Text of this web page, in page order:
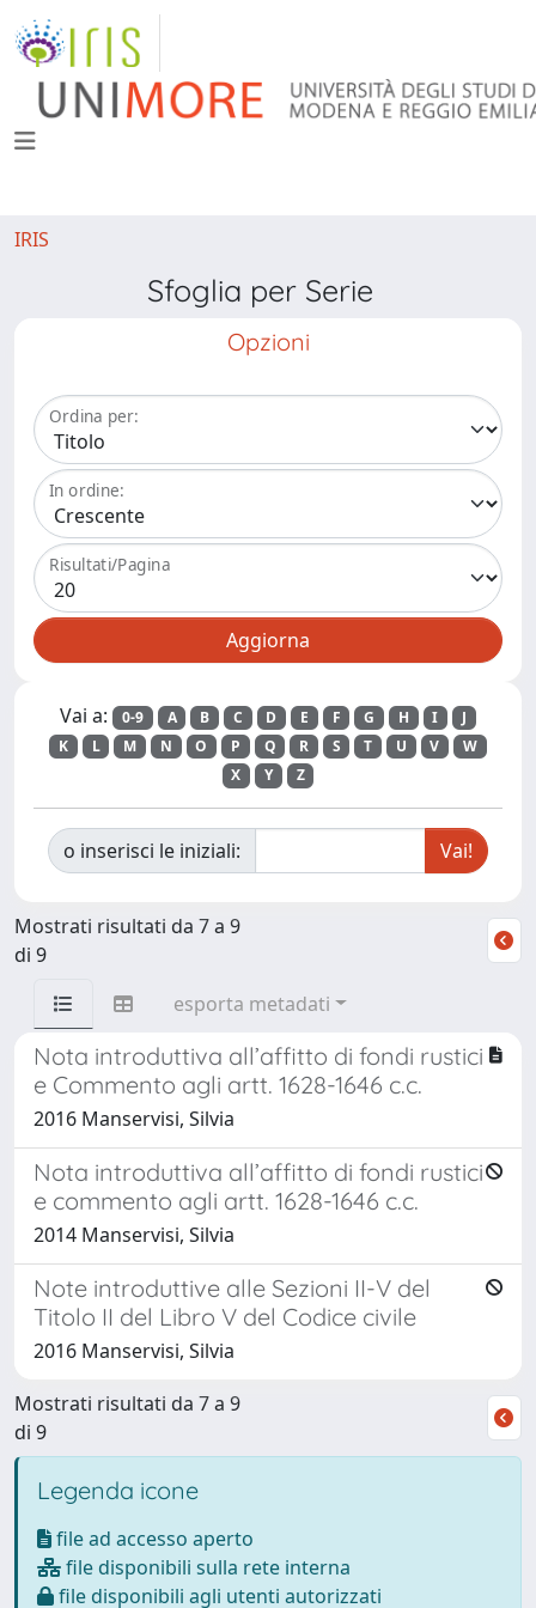
IRIS
Sfoglia per Serie
Opzioni
Ordina per:
In ordine:
Risultati/Pagina
Vai a: 0-9 A B C D E F G H I
J
K
L M N O P Q R S T U V
W
X
Y Z
o inserisci le iniziali:
Mostrati risultati da 7 a 9
di 9
esporta metadati
Nota introduttiva all’affitto di fondi rustici
e Commento agli artt. 1628-1646 c.c.
2016 Manservisi, Silvia
Nota introduttiva all’affitto di fondi rustici
e commento agli artt. 1628-1646 c.c.
2014 Manservisi, Silvia
Note introduttive alle Sezioni II-V del
Titolo II del Libro V del Codice civile
2016 Manservisi, Silvia
Mostrati risultati da 7 a 9
di 9
Legenda icone
file ad accesso aperto
file disponibili sulla rete interna
file disponibili agli utenti autorizzati